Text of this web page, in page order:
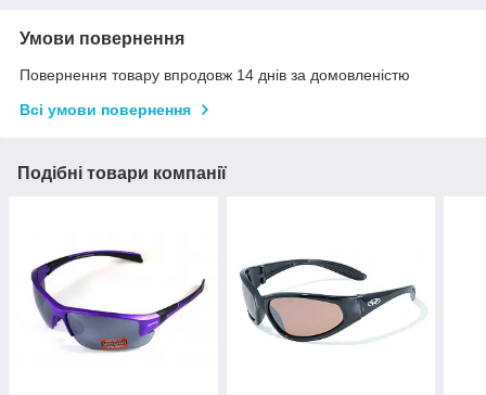
Умови повернення
Повернення товару впродовж 14 днів за домовленістю
Всі умови повернення
Подібні товари компанії